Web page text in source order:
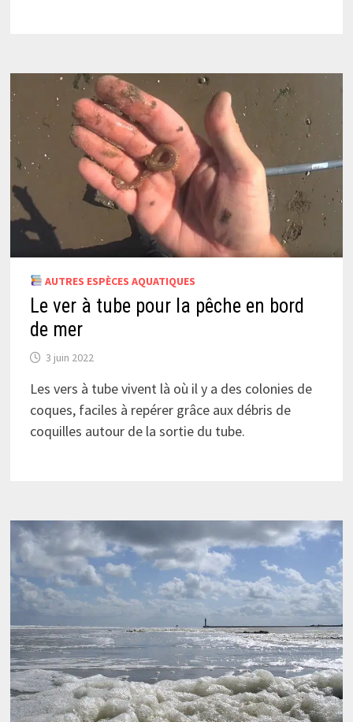
AUTRES ESPÈCES AQUATIQUES
Le ver à tube pour la pêche en bord
de mer
3 juin 2022
Les vers à tube vivent là où il y a des colonies de
coques, faciles à repérer grâce aux débris de
coquilles autour de la sortie du tube.